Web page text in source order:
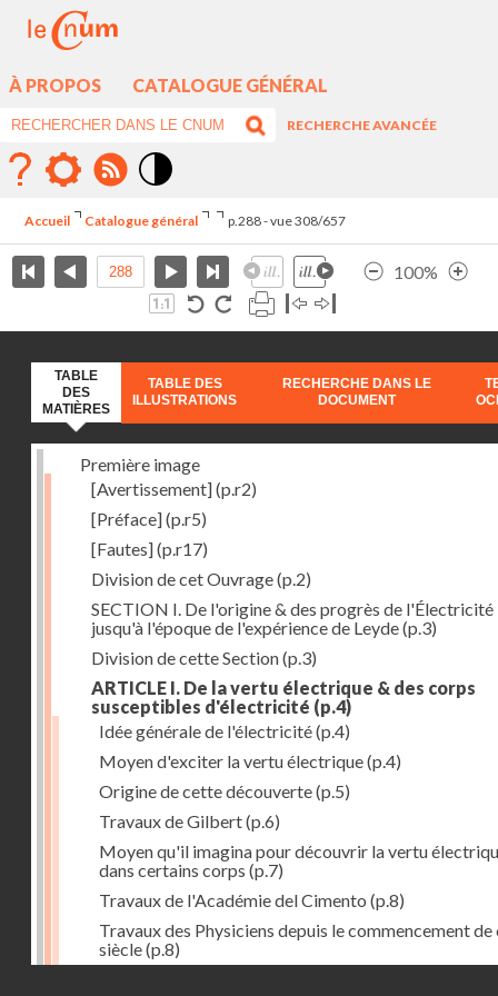
À PROPOS CATALOGUE GÉNÉRAL
RECHERCHE AVANCÉE
élévé
Accueil Catalogue général p.288 - vue 308/657
100%
TABLE
DES
MATIÈRES
TABLE DES
ILLUSTRATIONS
RECHERCHE DANS LE
DOCUMENT
Première image
[Avertissement](p.r2)
[Préface](p.r5)
[Fautes](p.r17)
Division de cet Ouvrage(p.2)
SECTION I. De l'origine & des progrès de l'Électricité
jusqu'à l'époque de l'expérience de Leyde(p.3)
Division de cette Section(p.3)
ARTICLE I. De la vertu électrique & des corps
susceptibles d'électricité (p.4)
Idée générale de l'électricité(p.4)
Moyen d'exciter la vertu électrique(p.4)
Origine de cette découverte(p.5)
Travaux de Gilbert(p.6)
Moyen qu'il imagina pour découvrir la vertu
dans certains corps (p.7)
Travaux de l'Académie del Cimento (p.8)
Travaux des Physiciens depuis le commencement de
siècle(p.8)